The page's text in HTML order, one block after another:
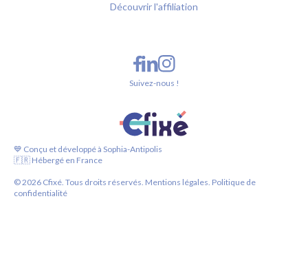
Découvrir l'affiliation
💙 Conçu et développé à Sophia-Antipolis
🇫🇷 Hébergé en France
©2026 Cfixé. Tous droits réservés. Mentions légales. Politique de
confidentialité
Suivez-nous !